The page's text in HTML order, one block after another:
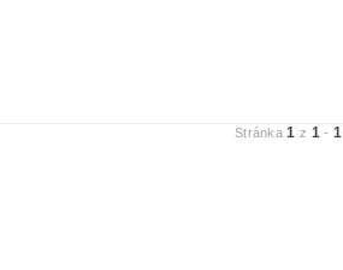
Stránka1 z 1 -1